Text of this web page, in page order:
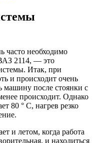
часто необходимо
2114, — это
Итак, при
и происходит очень
машину после стоянки с
происходит. Однако
80 ° C, нагрев резко
и летом, когда работа
и находиться